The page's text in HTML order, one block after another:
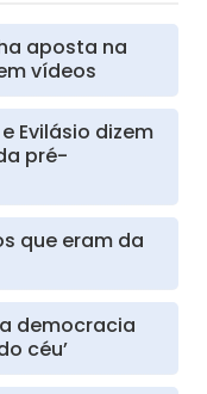
aposta na
vídeos
Evilásio dizem
pré-
que eram da
democracia
céu’